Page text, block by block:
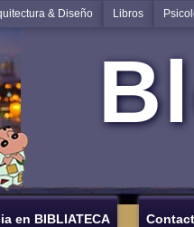
& Diseño Libros
en BIBLIATECA